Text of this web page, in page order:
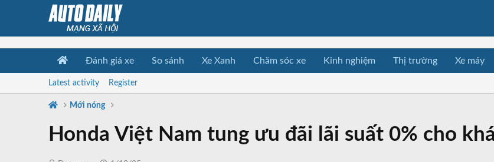
Đánh giá xe So sánh Xe Xanh Chăm sóc xe Kinh nghiệm Thị trường Xe máy
Latest activity Register
Mới nóng
Honda Việt Nam tung ưu đãi lãi suất 0% cho